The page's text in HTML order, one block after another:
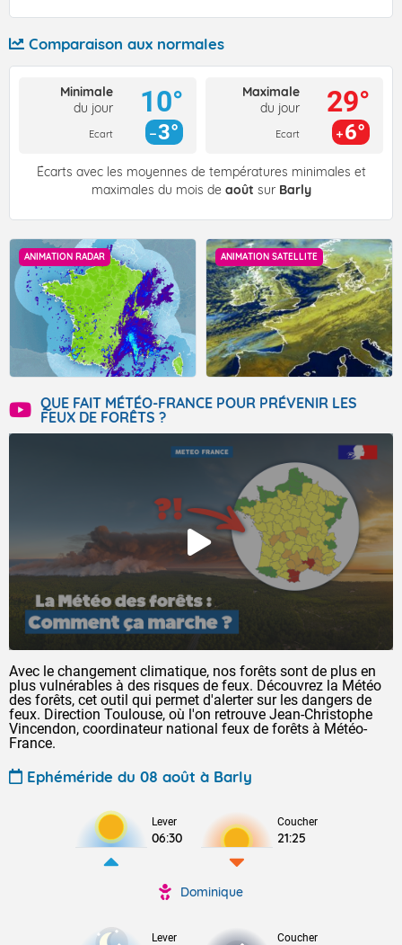
Comparaison aux normales
Minimale
du jour
Ecart
10°
3°
Maximale
du jour
Ecart
29°
6°
Écarts avec les moyennes de températures minimales et
maximales du mois de août sur Barly
ANIMATION RADAR ANIMATION SATELLITE
QUE FAIT MÉTÉO-FRANCE POUR PRÉVENIR LES
FEUX DE FORÊTS ?
Avec le changement climatique, nos forêts sont de plus en
plus vulnérables à des risques de feux. Découvrez la Météo
des forêts, cet outil qui permet d'alerter sur les dangers de
feux. Direction Toulouse, où l'on retrouve Jean-Christophe
Vincendon, coordinateur national feux de forêts à Météo-
France.
Ephéméride du 08 août à Barly
Lever
06:30
Coucher
21:25
Dominique
Lever Coucher